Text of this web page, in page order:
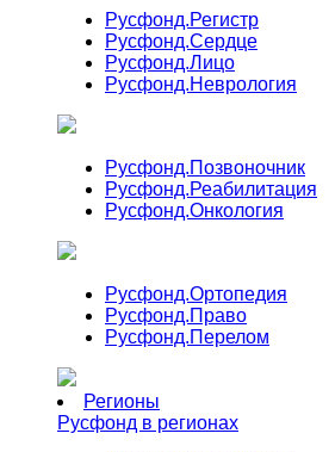
Русфонд.Регистр
Русфонд.Сердце
Русфонд.Лицо
Русфонд.Неврология
Русфонд.Позвоночник
Русфонд.Реабилитация
Русфонд.Онкология
Русфонд.Ортопедия
Русфонд.Право
Русфонд.Перелом
Регионы
Русфонд в регионах